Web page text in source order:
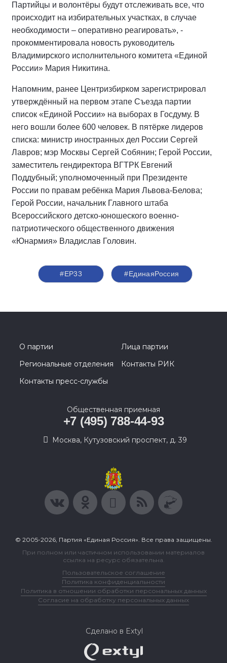
Партийцы и волонтёры будут отслеживать все, что
происходит на избирательных участках, в случае
необходимости – оперативно реагировать», -
прокомментировала новость руководитель
Владимирского исполнительного комитета «Единой
России» Мария Никитина.
Напомним, ранее Центризбирком зарегистрировал
утверждённый на первом этапе Съезда партии
список «Единой России» на выборах в Госдуму. В
него вошли более 600 человек. В пятёрке лидеров
списка: министр иностранных дел России Сергей
Лавров; мэр Москвы Сергей Собянин; Герой России,
заместитель гендиректора ВГТРК Евгений
Поддубный; уполномоченный при Президенте
России по правам ребёнка Мария Львова-Белова;
Герой России, начальник Главного штаба
Всероссийского детско-юношеского военно-
патриотического общественного движения
«Юнармия» Владислав Головин.
#ЕР33 #ЕдинаяРоссия
О партии
Лица партии
Региональные отделения
Контакты РИК
Контакты пресс-службы
Общественная приемная
+7 (495) 788-44-93
Москва, Кутузовский проспект, д. 39
© 2005-2026, Партия «Единая Россия». Все права защищены.
При полном или частичном использовании материалов
ссылка на ресурс обязательна.
Пользовательское соглашение
Политика конфиденциальности
Политика в отношении обработки персональных данных
Согласие на обработку персональных данных
Сделано в Extyl